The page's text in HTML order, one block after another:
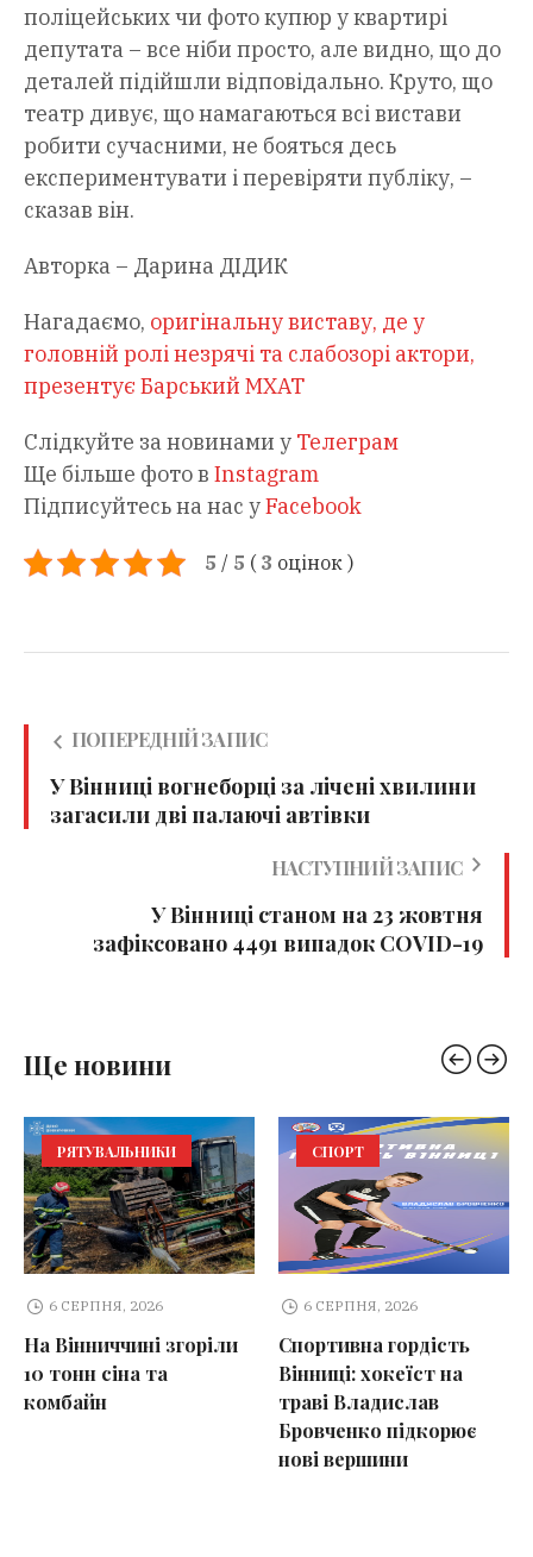
поліцейських чи фото купюр у квартирі
депутата – все ніби просто, але видно, що до
деталей підійшли відповідально. Круто, що
театр дивує, що намагаються всі вистави
робити сучасними, не бояться десь
експериментувати і перевіряти публіку, –
сказав він.
Авторка – Дарина ДІДИК
Нагадаємо, оригінальну виставу, де у
головній ролі незрячі та слабозорі актори,
презентує Барський МХАТ
Слідкуйте за новинами у Телеграм
Ще більше фото в Instagram
Підписуйтесь на нас уFacebook
5 / 5 ( 3 оцінок )
ПОПЕРЕДНІЙ ЗАПИС
У Вінниці вогнеборці за лічені хвилини
загасили дві палаючі автівки
НАСТУПНИЙ ЗАПИС
У Вінниці станом на 23 жовтня
зафіксовано 4491 випадок COVID-19
Ще новини
РЯТУВАЛЬНИКИ
6 СЕРПНЯ, 2026
На Вінниччині згоріли
10 тонн сіна та
комбайн
СПОРТ
6 СЕРПНЯ, 2026
Спортивна гордість
Вінниці: хокеїст на
траві Владислав
Бровченко підкорює
нові вершини